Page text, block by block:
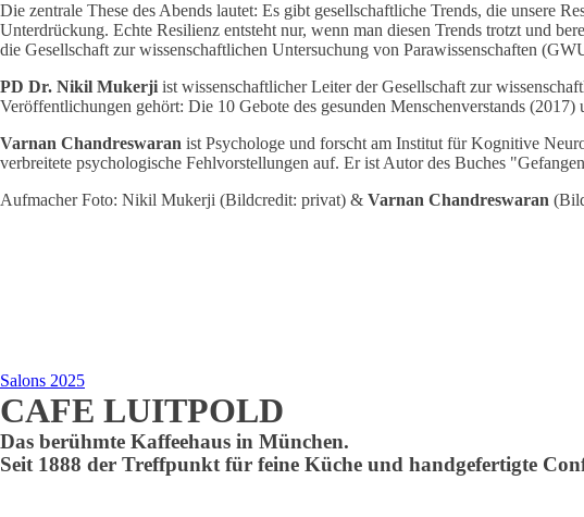
Die zentrale These des Abends lautet: Es gibt gesellschaftliche Trends, die unsere
Unterdrückung. Echte Resilienz entsteht nur, wenn man diesen Trends trotzt und
die Gesellschaft zur wissenschaftlichen Untersuchung von Parawissenschaften
PD Dr. Nikil Mukerji ist wissenschaftlicher Leiter der Gesellschaft zur
Veröffentlichungen gehört: Die 10 Gebote des gesunden Menschenverstands
Varnan Chandreswaran ist Psychologe und forscht am Institut für Kognitive
verbreitete psychologische Fehlvorstellungen auf. Er ist Autor des Buches
Aufmacher Foto: Nikil Mukerji (Bildcredit: privat) & Varnan Chandreswaran
Salons 2025
CAFE LUITPOLD
Das berühmte Kaffeehaus in München.
Seit 1888 der Treffpunkt für feine Küche und handgefertigte